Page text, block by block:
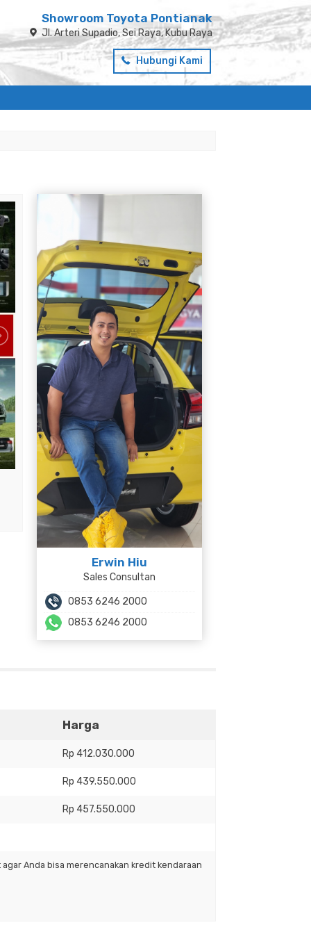
Showroom Toyota Pontianak
Jl. Arteri Supadio, Sei Raya, Kubu Raya
Hubungi Kami
Erwin Hiu
Sales Consultan
0853 6246 2000
0853 6246 2000
Harga
Rp 412.030.000
Rp 439.550.000
Rp 457.550.000
Anda bisa merencanakan kredit kendaraan